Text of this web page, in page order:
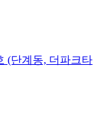
(단계동, 더파크타